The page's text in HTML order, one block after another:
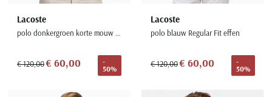
Lacoste
polo donkergroen korte mouw effen
€ 120,00€ 60,00
-
50%
Lacoste
polo blauw Regular Fit effen
€ 120,00€ 60,00
-
50%